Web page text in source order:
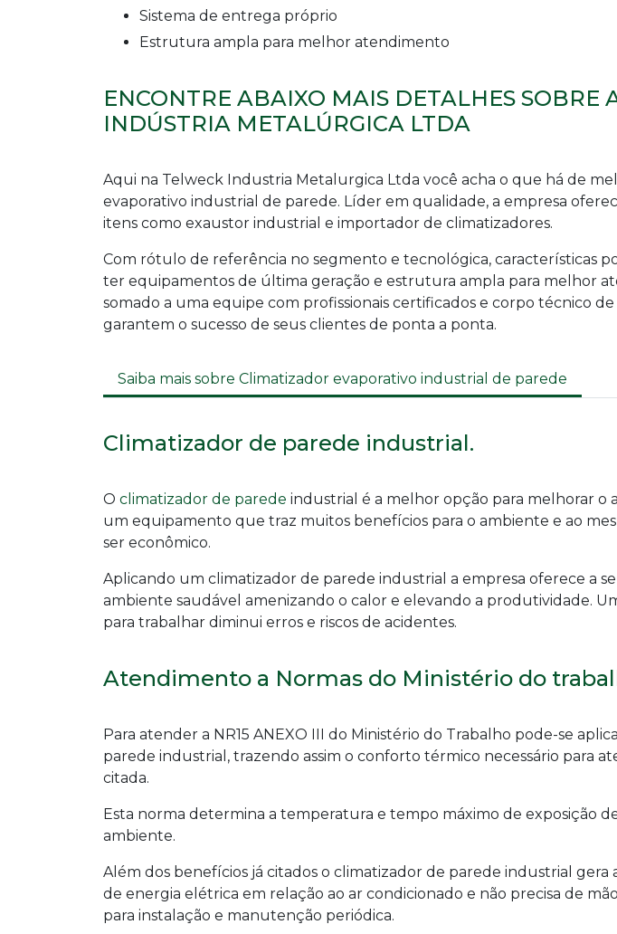
sistema de entrega próprio
estrutura ampla para melhor atendimento
ENCONTRE ABAIXO MAIS DETALHES SOBRE
INDÚSTRIA METALÚRGICA LTDA
Aqui na Telweck Industria Metalurgica Ltda você acha o que há de
evaporativo industrial de parede. Líder em qualidade, a empresa
itens como exaustor industrial e importador de climatizadores.
Com rótulo de referência no segmento e tecnológica, características
ter equipamentos de última geração e estrutura ampla para melhor
somado a uma equipe com profissionais certificados e corpo técnico
garantem o sucesso de seus clientes de ponta a ponta.
Saiba mais sobre Climatizador evaporativo industrial de parede
Climatizador de parede industrial.
O climatizador de parede industrial é a melhor opção para melhorar o
um equipamento que traz muitos benefícios para o ambiente e ao
ser econômico.
Aplicando um climatizador de parede industrial a empresa oferece a
ambiente saudável amenizando o calor e elevando a produtividade.
para trabalhar diminui erros e riscos de acidentes.
Atendimento a Normas do Ministério do
Para atender a NR15 ANEXO III do Ministério do Trabalho pode-se
parede industrial, trazendo assim o conforto térmico necessário para
citada.
Esta norma determina a temperatura e tempo máximo de exposição
ambiente.
Além dos benefícios já citados o climatizador de parede industrial gera
de energia elétrica em relação ao ar condicionado e não precisa de
para instalação e manutenção periódica.